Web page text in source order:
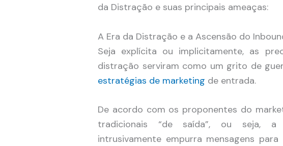
da Distração e suas principais ameaças:
A Era da Distração e a Ascensão do
Seja explícita ou implicitamente, as
distração serviram como um grito de
estratégias de marketing de entrada.
De acordo com os proponentes do
tradicionais “de saída”, ou seja, a
intrusivamente empurra mensagens